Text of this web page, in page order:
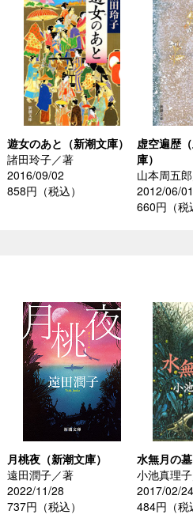
遊女のあと（新潮文庫）
諸田玲子／著
2016/09/02
858円（税込）
虚空遍歴
庫）
山本周五
2012/06/01
660円（税
月桃夜（新潮文庫）
遠田潤子／著
2022/11/28
737円（税込）
水無月の
小池真理
2017/02/24
484円（税